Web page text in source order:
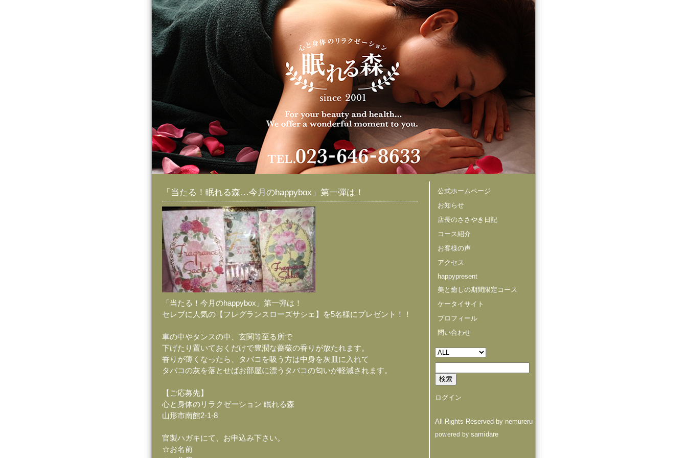
「当たる！眠れる森…今月のhappybox」第一弾は！
「当たる！今月のhappybox」第一弾は！
セレブに人気の【フレグランスローズサシェ】を5名様にプレゼント！！
車の中やタンスの中、玄関等至る所で
下げたり置いておくだけで豊潤な薔薇の香りが放たれます。
香りが薄くなったら、タバコを吸う方は中身を灰皿に入れて
タバコの灰を落とせばお部屋に漂うタバコの匂いが軽減されます。
【ご応募先】
心と身体のリラクゼーション 眠れる森
山形市南館2-1-8
官製ハガキにて、お申込み下さい。
☆お名前
公式ホームページ
お知らせ
店長のささやき日記
コース紹介
お客様の声
アクセス
happypresent
美と癒しの期間限定コース
ケータイサイト
プロフィール
問い合わせ
ログイン
All Rights Reserved by nemureru
powered by samidare